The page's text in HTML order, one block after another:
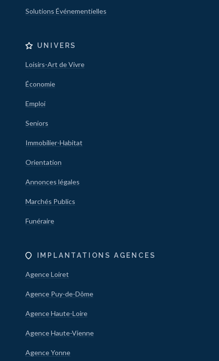
Solutions Événementielles
UNIVERS
Loisirs-Art de Vivre
Économie
Emploi
Seniors
Immobilier-Habitat
Orientation
Annonces légales
Marchés Publics
Funéraire
IMPLANTATIONS AGENCES
Agence Loiret
Agence Puy-de-Dôme
Agence Haute-Loire
Agence Haute-Vienne
Agence Yonne